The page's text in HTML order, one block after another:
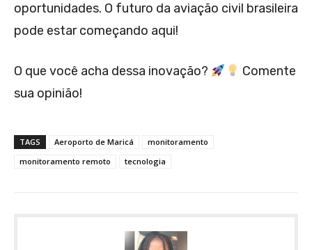
oportunidades. O futuro da aviação civil brasileira
pode estar começando aqui!
O que você acha dessa inovação?
Comente
sua opinião!
TAGS Aeroporto de Maricá
monitoramento
monitoramento remoto
tecnologia